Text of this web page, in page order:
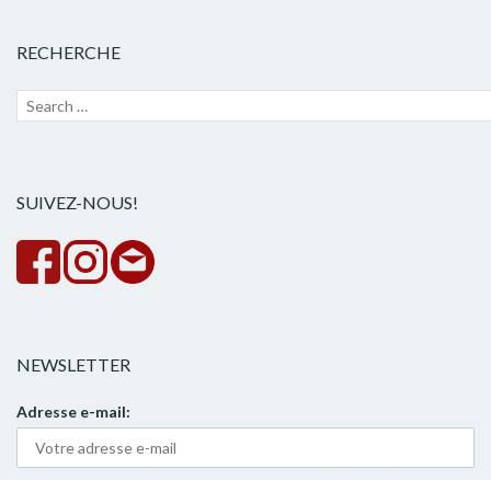
RECHERCHE
Recherche
SUIVEZ-NOUS!
NEWSLETTER
Adresse e-mail: